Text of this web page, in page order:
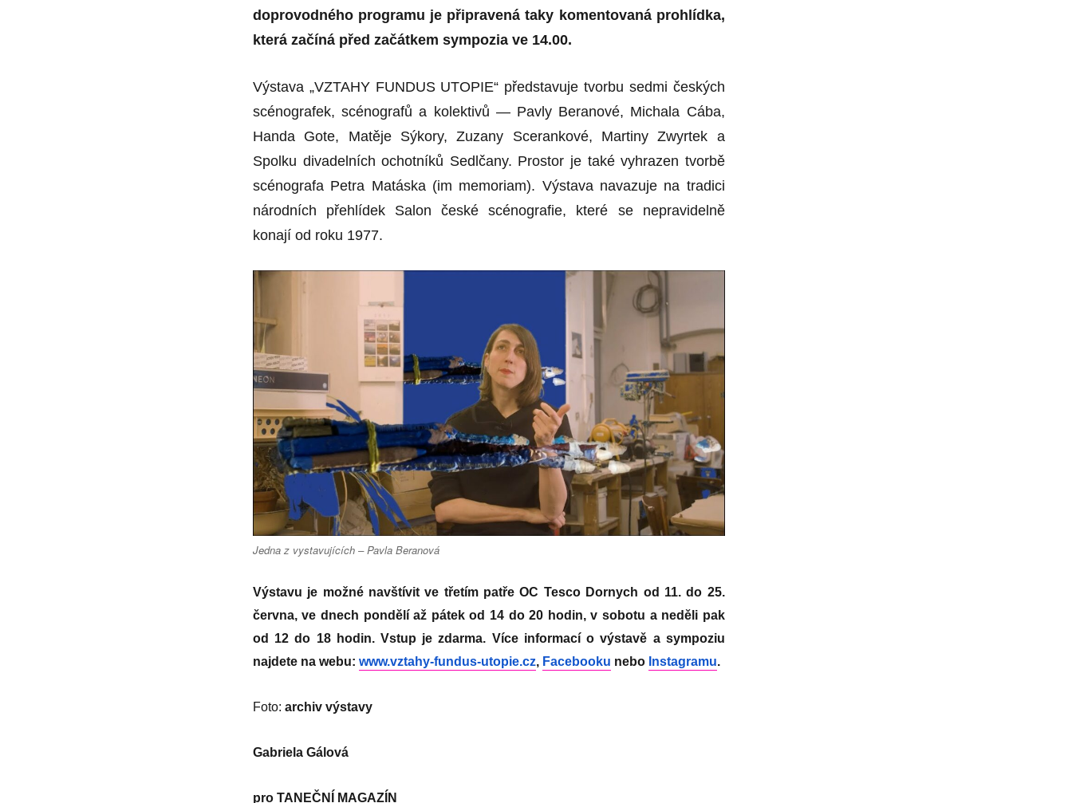
doprovodného programu je připravená taky komentovaná prohlídka,
která začíná před začátkem sympozia ve 14.00.
Výstava „VZTAHY FUNDUS UTOPIE“ představuje tvorbu sedmi českých
scénografek, scénografů a kolektivů — Pavly Beranové, Michala Cába,
Handa Gote, Matěje Sýkory, Zuzany Scerankové, Martiny Zwyrtek a
Spolku divadelních ochotníků Sedlčany. Prostor je také vyhrazen tvorbě
scénografa Petra Matáska (im memoriam). Výstava navazuje na tradici
národních přehlídek Salon české scénografie, které se nepravidelně
konají od roku 1977.
Jedna z vystavujících – Pavla Beranová
Výstavu je možné navštívit ve třetím patře OC Tesco Dornych od 11. do 25.
června, ve dnech pondělí až pátek od 14 do 20 hodin, v sobotu a neděli pak
od 12 do 18 hodin. Vstup je zdarma. Více informací o výstavě a sympoziu
najdete na webu: www.vztahy-fundus-utopie.cz, Facebooku nebo Instagramu.
Foto: archiv výstavy
Gabriela Gálová
pro TANEČNÍ MAGAZÍN